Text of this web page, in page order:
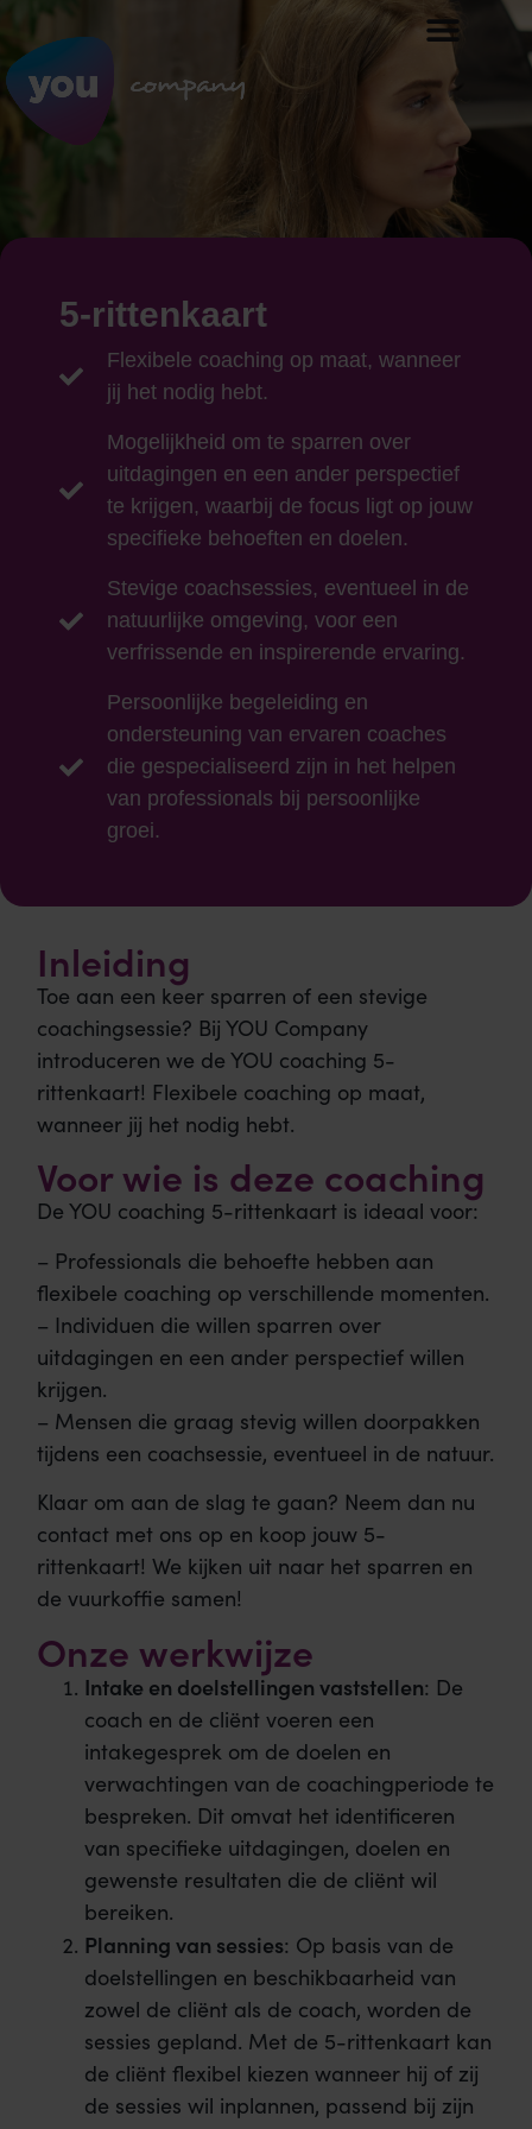
5-rittenkaart
Flexibele coaching op maat, wanneer
jij het nodig hebt.
Mogelijkheid om te sparren over
uitdagingen en een ander perspectief
te krijgen, waarbij de focus ligt op jouw
specifieke behoeften en doelen.
Stevige coachsessies, eventueel in de
natuurlijke omgeving, voor een
verfrissende en inspirerende ervaring.
Persoonlijke begeleiding en
ondersteuning van ervaren coaches
die gespecialiseerd zijn in het helpen
van professionals bij persoonlijke
groei.
Inleiding
Toe aan een keer sparren of een stevige
coachingsessie? Bij YOU Company
introduceren we de YOU coaching 5-
rittenkaart! Flexibele coaching op maat,
wanneer jij het nodig hebt.
Voor wie is deze coaching
De YOU coaching 5-rittenkaart is ideaal voor:
– Professionals die behoefte hebben aan
flexibele coaching op verschillende momenten.
– Individuen die willen sparren over
uitdagingen en een ander perspectief willen
krijgen.
– Mensen die graag stevig willen doorpakken
tijdens een coachsessie, eventueel in de natuur.
Klaar om aan de slag te gaan? Neem dan nu
contact met ons op en koop jouw 5-
rittenkaart! We kijken uit naar het sparren en
de vuurkoffie samen!
Onze werkwijze
Intake en doelstellingen vaststellen: De
coach en de cliënt voeren een
intakegesprek om de doelen en
verwachtingen van de coachingperiode te
bespreken. Dit omvat het identificeren
van specifieke uitdagingen, doelen en
gewenste resultaten die de cliënt wil
bereiken.
Planning van sessies: Op basis van de
doelstellingen en beschikbaarheid van
zowel de cliënt als de coach, worden de
sessies gepland. Met de 5-rittenkaart kan
de cliënt flexibel kiezen wanneer hij of zij
de sessies wil inplannen, passend bij zijn